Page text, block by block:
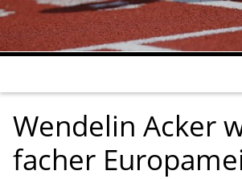
Wendelin Acker
facher